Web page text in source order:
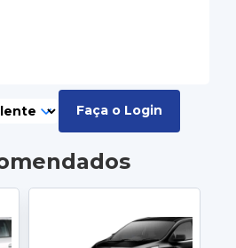
Faça o Login